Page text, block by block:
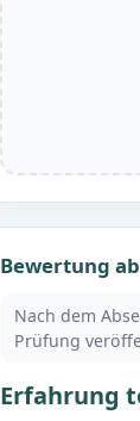
Bewertung
Nach dem
Prüfung
Erfahrung